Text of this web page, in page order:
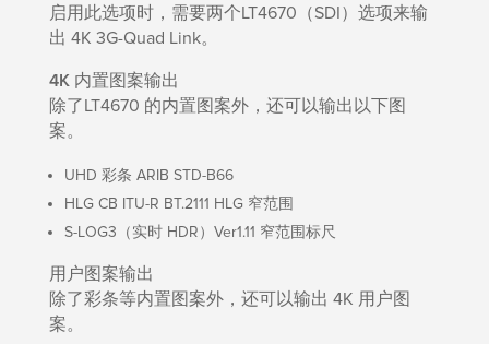
启用此选项时，需要两个LT4670（SDI）选项来输
出 4K 3G-Quad Link。
4K 内置图案输出
除了LT4670 的内置图案外，还可以输出以下图
案。
UHD 彩条 ARIB STD-B66
HLG CB ITU-R BT.2111 HLG 窄范围
S-LOG3（实时 HDR）Ver1.11 窄范围标尺
用户图案输出
除了彩条等内置图案外，还可以输出 4K 用户图
案。